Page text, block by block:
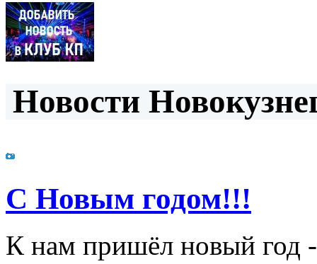
Новости
С Новым годом!!!
К нам пришёл новый год